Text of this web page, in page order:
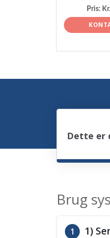
Pris:
Dette er
Brug
1
1)